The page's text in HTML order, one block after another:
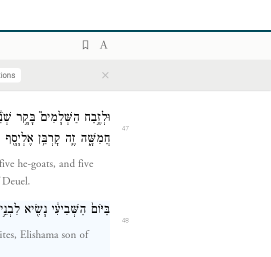
×
for a burnt offering;
47
וּלְזֶ֣בַח הַשְּׁלָמִים֮ בָּקָ֣ר
חֲמִשָּׁ֑ה זֶ֛ה קׇרְבַּ֥ן אֶלְיָסָ֖ף
he-goats, and five
48
בַּיּוֹם֙ הַשְּׁבִיעִ֔י נָשִׂ֖יא
Elishama son of